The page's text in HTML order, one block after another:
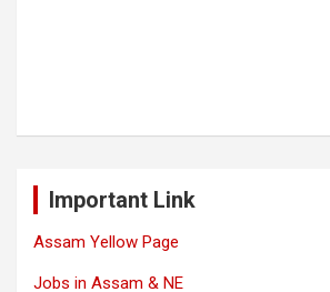
Important Link
Assam Yellow Page
Jobs in Assam & NE